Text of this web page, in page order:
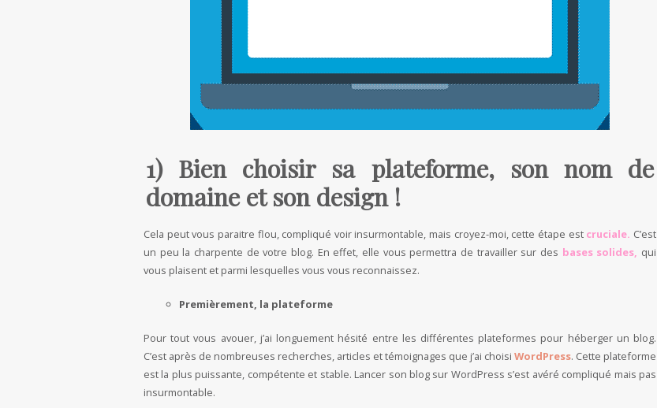
1) Bien choisir sa plateforme, son nom de
domaine et son design !
Cela peut vous paraitre flou, compliqué voir insurmontable, mais croyez-moi, cette étape est cruciale. C’est
un peu la charpente de votre blog. En effet, elle vous permettra de travailler sur des bases solides, qui
vous plaisent et parmi lesquelles vous vous reconnaissez.
Premièrement, la plateforme
Pour tout vous avouer, j’ai longuement hésité entre les différentes plateformes pour héberger un blog.
C’est après de nombreuses recherches, articles et témoignages que j’ai choisi WordPress. Cette plateforme
est la plus puissante, compétente et stable. Lancer son blog sur WordPress s’est avéré compliqué mais pas
insurmontable.